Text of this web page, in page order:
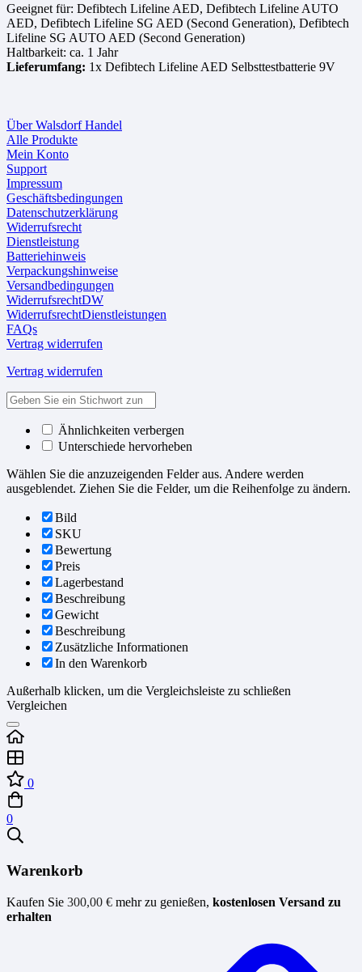
Geeignet für: Defibtech Lifeline AED, Defibtech Lifeline AUTO
AED, Defibtech Lifeline SG AED (Second Generation), Defibtech
Lifeline SG AUTO AED (Second Generation)
Haltbarkeit: ca. 1 Jahr
Lieferumfang: 1x Defibtech Lifeline AED Selbsttestbatterie 9V
Über Walsdorf Handel
Alle Produkte
Mein Konto
Support
Impressum
Geschäftsbedingungen
Datenschutzerklärung
Widerrufsrecht
Dienstleistung
Batteriehinweis
Verpackungshinweise
Versandbedingungen
WiderrufsrechtDW
WiderrufsrechtDienstleistungen
FAQs
Vertrag widerrufen
Vertrag widerrufen
Ähnlichkeiten verbergen
Unterschiede hervorheben
Wählen Sie die anzuzeigenden Felder aus. Andere werden
ausgeblendet. Ziehen Sie die Felder, um die Reihenfolge zu ändern.
Bild
SKU
Bewertung
Preis
Lagerbestand
Beschreibung
Gewicht
Beschreibung
Zusätzliche Informationen
In den Warenkorb
Außerhalb klicken, um die Vergleichsleiste zu schließen
Vergleichen
0
0
Warenkorb
Kaufen Sie 300,00 € mehr zu genießen, kostenlosen Versand zu
erhalten